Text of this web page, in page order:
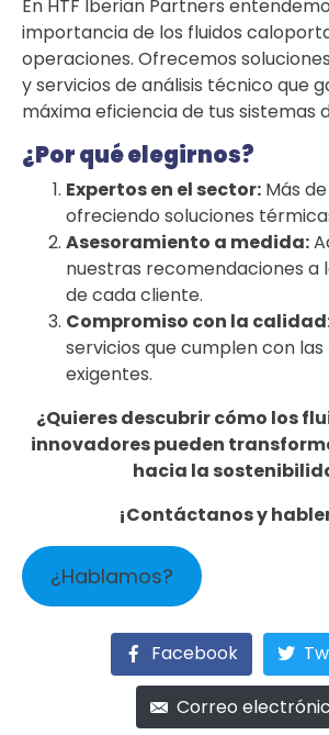
En HTF Iberian Partners
importancia de los fluidos
operaciones. Ofrecemos
y servicios de análisis técnico que
máxima eficiencia de tus sistemas
¿Por qué elegirnos?
Expertos en el sector: Más
ofreciendo soluciones
Asesoramiento a medida:
nuestras recomendaciones a
de cada cliente.
Compromiso con la
servicios que cumplen con
exigentes.
¿Quieres descubrir cómo los
innovadores pueden
hacia la
¡Contáctanos y
¿Hablamos?
Facebook
Correo